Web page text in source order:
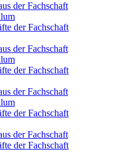
der Fachschaft
der Fachschaft
der Fachschaft
der Fachschaft
der Fachschaft
der Fachschaft
der Fachschaft
der Fachschaft